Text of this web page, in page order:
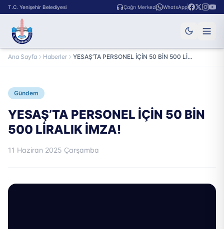
T.C. Yenişehir Belediyesi Çağrı Merkezi WhatsApp
Ana Sayfa Haberler YESAŞ’TA PERSONEL İÇİN 50 BİN 500 LİRALIK İMZA!
Gündem
YESAŞ’TA PERSONEL İÇİN 50 BİN
500 LİRALIK İMZA!
11 Haziran 2025 Çarşamba